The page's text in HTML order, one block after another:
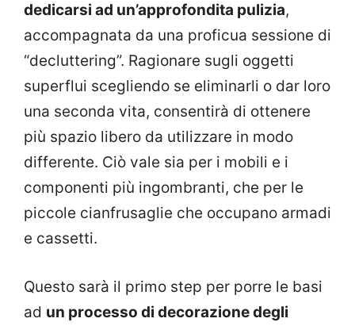
dedicarsi ad un’approfondita pulizia,
accompagnata da una proficua sessione di
“decluttering”. Ragionare sugli oggetti
superflui scegliendo se eliminarli o dar loro
una seconda vita, consentirà di ottenere
più spazio libero da utilizzare in modo
differente. Ciò vale sia per i mobili e i
componenti più ingombranti, che per le
piccole cianfrusaglie che occupano armadi
e cassetti.
Questo sarà il primo step per porre le basi
ad un processo di decorazione degli